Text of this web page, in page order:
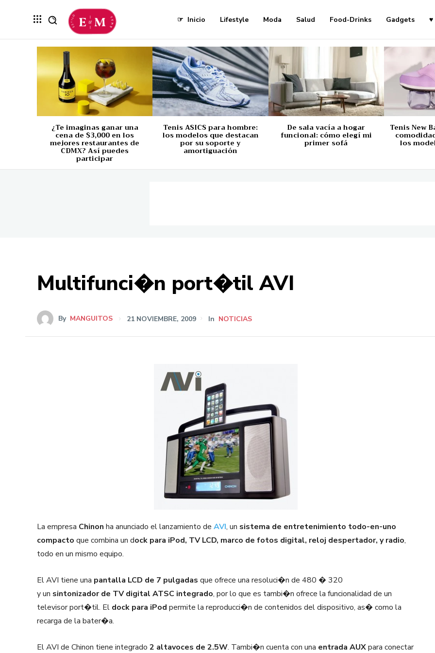
☞ Inicio Lifestyle Moda Salud Food-Drinks Gadgets ♥
¿Te imaginas ganar una
cena de $3,000 en los
mejores restaurantes de
CDMX? Así puedes
participar
Tenis ASICS para hombre:
los modelos que destacan
por su soporte y
amortiguación
De sala vacía a hogar
funcional: cómo elegí mi
primer sofá
Tenis New
los
Multifunci�n port�til AVI
By MANGUITOS 21 NOVIEMBRE, 2009 In NOTICIAS
La empresa Chinon ha anunciado el lanzamiento de AVI, un sistema de entretenimiento todo-en-uno
compacto que combina un dock para iPod, TV LCD, marco de fotos digital, reloj despertador, y radio,
todo en un mismo equipo.
El AVI tiene una pantalla LCD de 7 pulgadas que ofrece una resoluci�n de 480 � 320
y un sintonizador de TV digital ATSC integrado, por lo que es tambi�n ofrece la funcionalidad de un
televisor port�til. El dock para iPod permite la reproducci�n de contenidos del dispositivo, as� como la
recarga de la bater�a.
El AVI de Chinon tiene integrado 2 altavoces de 2.5W. Tambi�n cuenta con una entrada AUXpara conectar